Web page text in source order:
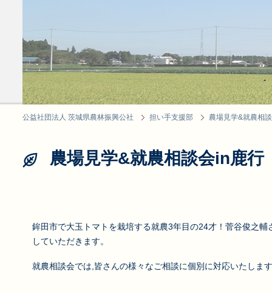
公益社団法人 茨城県農林振興公社 担い手支援部 農場見学&就農相
農場見学&就農相談会in鹿行
鉾田市で大玉トマトを栽培する就農3年目の24才！菅谷俊之
していただきます。
就農相談会では,皆さんの様々なご相談に個別に対応いたしま